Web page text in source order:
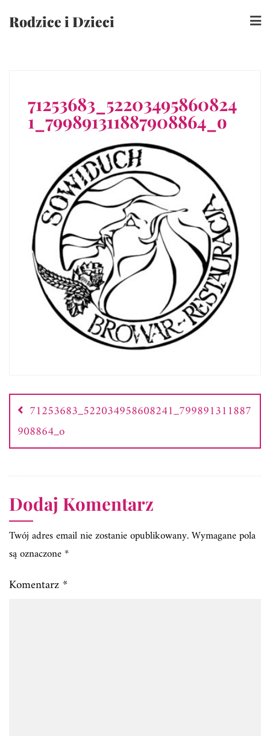
Rodzice i Dzieci
71253683_52203495860824
1_799891311887908864_o
Nawigacja
wpisu
71253683_522034958608241_799891311887
908864_o
Dodaj Komentarz
Twój adres email nie zostanie opublikowany.Wymagane pola
są oznaczone*
Komentarz*